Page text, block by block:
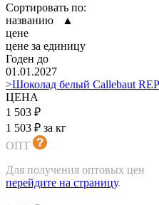
Сортировать по:
названию ▲
цене
цене за единицу
Годен до
01.01.2027
>Шоколад белый Callebaut
ЦЕНА
1 503 ₽
1 503 ₽ за кг
ОПТ
Для получения оптовых цен
перейдите на страницу.